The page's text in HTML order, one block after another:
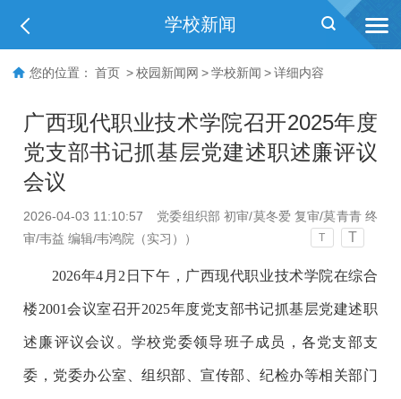
学校新闻
您的位置： 首页 > 校园新闻网 > 学校新闻 > 详细内容
广西现代职业技术学院召开2025年度
党支部书记抓基层党建述职述廉评议
会议
2026-04-03 11:10:57
党委组织部 初审/莫冬爱 复审/莫青青 终
审/韦益 编辑/韦鸿院（实习））
T T
2026年4月2日下午，广西现代职业技术学院在综合
楼2001会议室召开2025年度党支部书记抓基层党建述职
述廉评议会议。学校党委领导班子成员，各党支部支
委，党委办公室、组织部、宣传部、纪检办等相关部门